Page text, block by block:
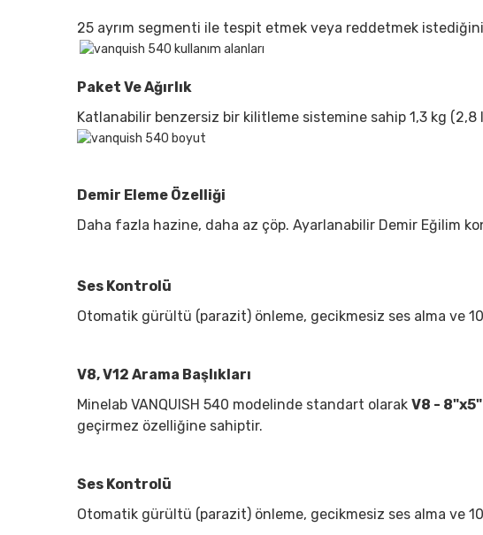
25 ayrım segmenti ile tespit etmek veya reddetmek
Paket Ve Ağırlık
Katlanabilir benzersiz bir kilitleme sistemine sahip 1,3 kg (2,8
Demir Eleme Özelliği
Daha fazla hazine, daha az çöp. Ayarlanabilir Demir Eğilim
Ses Kontrolü
Otomatik gürültü (parazit) önleme, gecikmesiz ses alma ve
V8, V12 Arama Başlıkları
Minelab VANQUISH 540 modelinde standart olarak V8 -
geçirmez özelliğine sahiptir.
Ses Kontrolü
Otomatik gürültü (parazit) önleme, gecikmesiz ses alma ve